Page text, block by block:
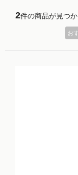
2件の商品が見つ
お